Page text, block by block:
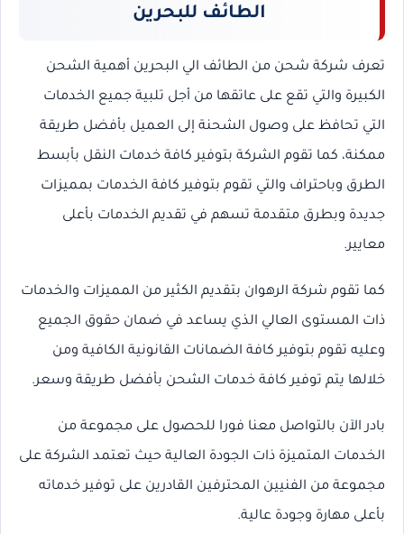
الطائف للبحرين
تعرف شركة شحن من الطائف الي البحرين أهمية الشحن
الكبيرة والتي تقع على عاتقها من أجل تلبية جميع الخدمات
التي تحافظ على وصول الشحنة إلى العميل بأفضل طريقة
ممكنة، كما تقوم الشركة بتوفير كافة خدمات النقل بأبسط
الطرق وباحتراف والتي تقوم بتوفير كافة الخدمات بمميزات
جديدة وبطرق متقدمة تسهم في تقديم الخدمات بأعلى
معايير.
كما تقوم شركة الرهوان بتقديم الكثير من المميزات والخدمات
ذات المستوى العالي الذي يساعد في ضمان حقوق الجميع
وعليه تقوم بتوفير كافة الضمانات القانونية الكافية ومن
خلالها يتم توفير كافة خدمات الشحن بأفضل طريقة وسعر.
بادر الآن بالتواصل معنا فورا للحصول على مجموعة من
الخدمات المتميزة ذات الجودة العالية حيث تعتمد الشركة على
مجموعة من الفنيين المحترفين القادرين على توفير خدماته
بأعلى مهارة وجودة عالية.